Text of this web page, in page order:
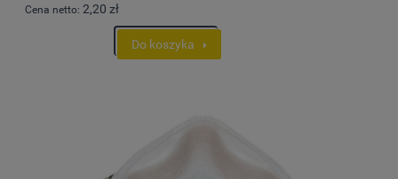
Cena netto: 2,20 zł
Do koszyka